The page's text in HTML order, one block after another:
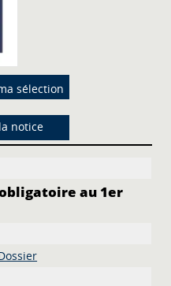
sélection
notice
au 1er